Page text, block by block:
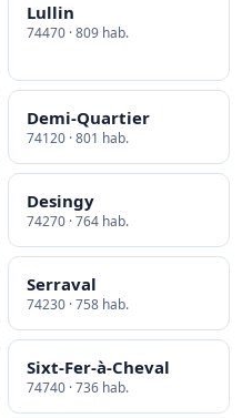
Lullin
74470 · 809 hab.
Demi-Quartier
74120 · 801 hab.
Desingy
74270 · 764 hab.
Serraval
74230 · 758 hab.
Sixt-Fer-à-Cheval
74740 · 736 hab.